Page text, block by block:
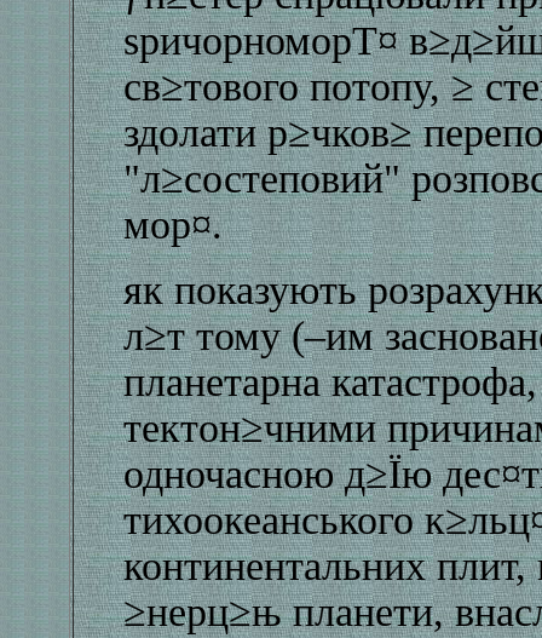
ѕричорноморТ¤
св≥тового потопу, ≥
здолати р≥чков≥
"л≥состеповий"
мор¤.
як показують
л≥т тому (–им
планетарна
тектон≥чними
одночасною д≥Їю
тихоокеанського
континентальних
≥нерц≥њ планети,